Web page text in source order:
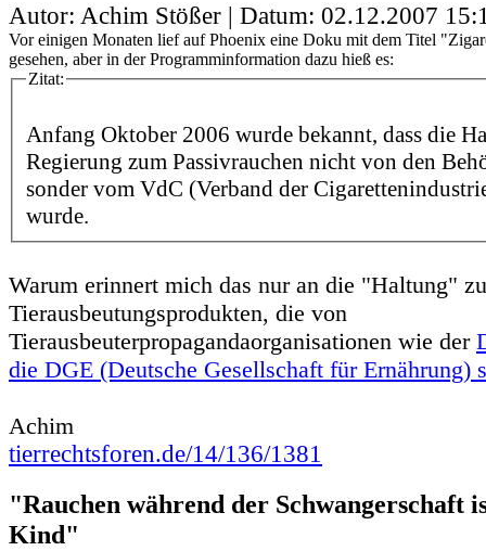
Autor: Achim Stößer | Datum: 02.12.2007
Vor einigen Monaten lief auf Phoenix eine Doku mit dem Titel
gesehen, aber in der Programminformation dazu hieß es:
Zitat:
Anfang Oktober 2006 wurde bekannt, dass die
Regierung zum Passivrauchen nicht von den
sonder vom VdC (Verband der
wurde.
Warum erinnert mich das nur an die "Haltung" zu
Tierausbeutungsprodukten, die von
Tierausbeuterpropagandaorganisationen wie der
die DGE (Deutsche Gesellschaft für Ernährung)
Achim
tierrechtsforen.de/14/136/1381
"Rauchen während der Schwangerschaft
Kind"